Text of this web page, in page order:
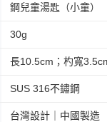
鋼兒童湯匙（小童）
30g
長10.5cm；杓寬
SUS 316不鏽鋼
台灣設計｜中國製造